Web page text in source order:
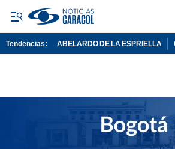
Tendencias: ABELARDO DE LA ESPRIELLA